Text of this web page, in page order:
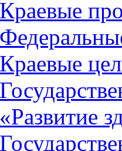
Краевые
Краевые
«Развитие